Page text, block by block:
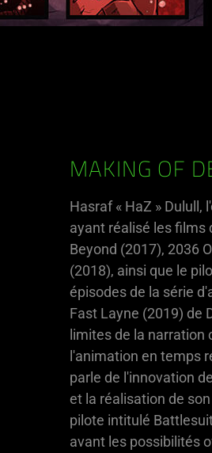
MAKING OF
Hasraf « HaZ » Dulull,
ayant réalisé les films
Beyond (2017), 2036
(2018), ainsi que le
épisodes de la série
Fast Layne (2019) de
limites de la narration
l'animation en temps
parle de l'innovation
et la réalisation de
pilote intitulé
avant les possibilités